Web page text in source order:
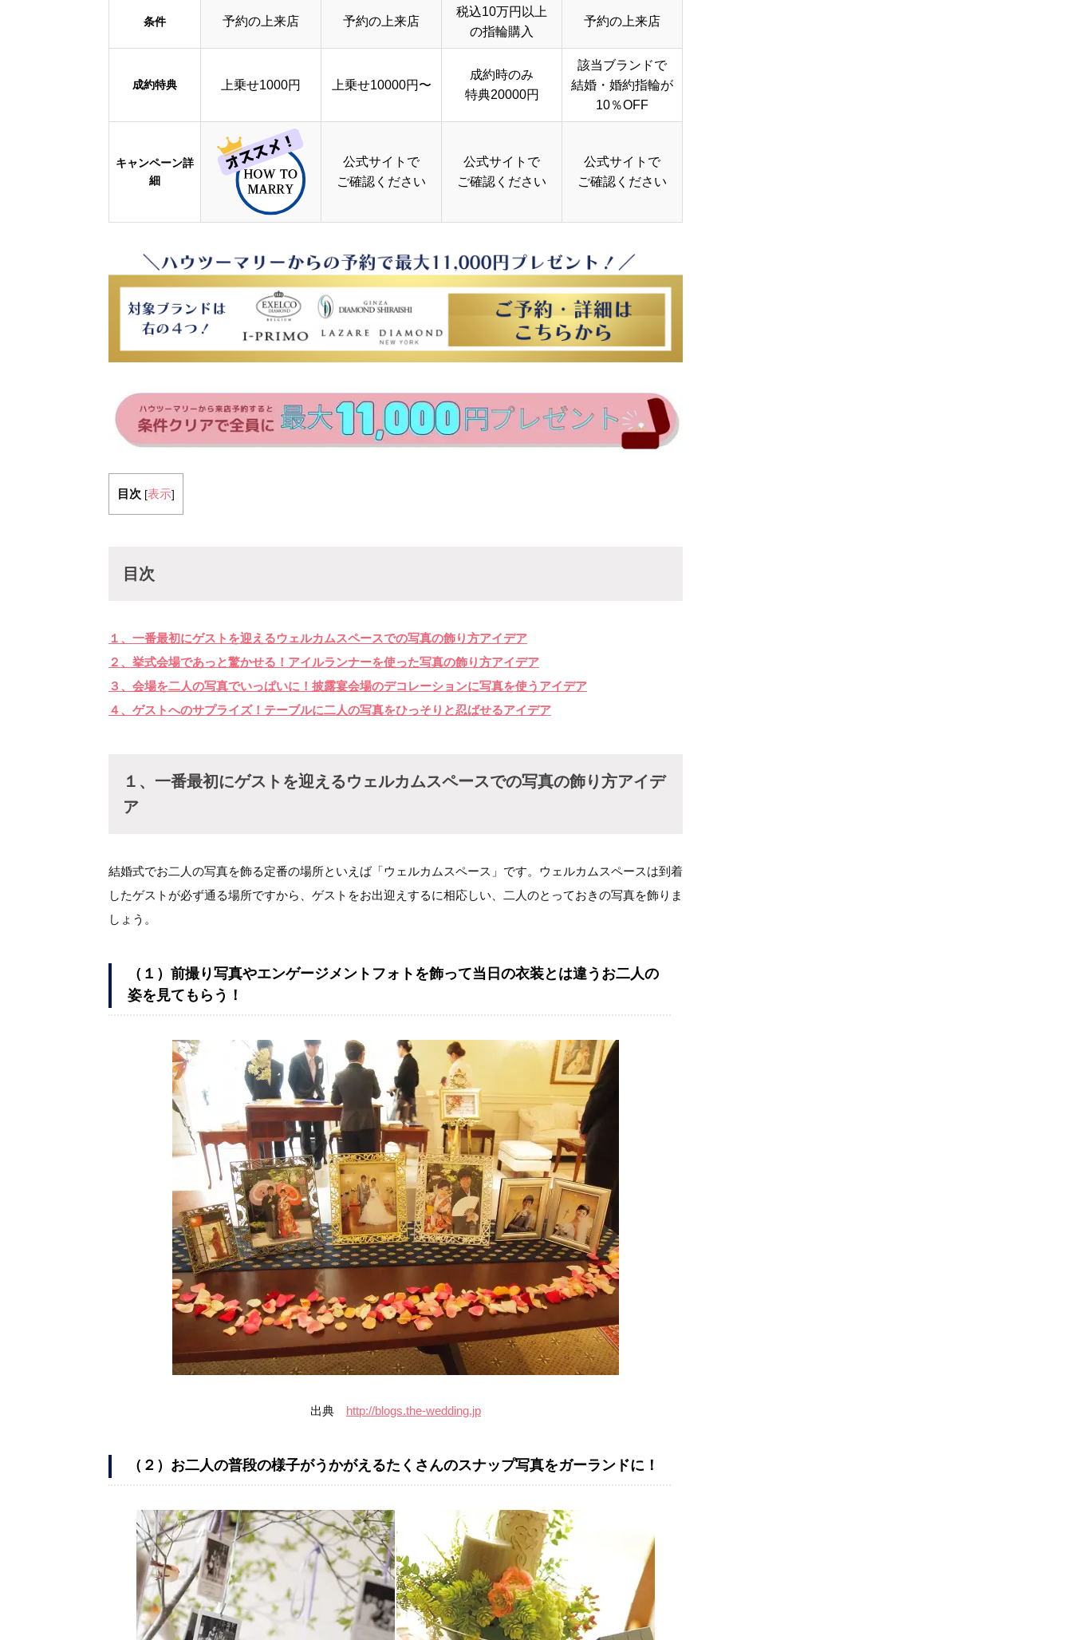
条件 予約の上来店 予約の上来店
税込10万円以上
の指輪購入
予約の上来店
成約特典 上乗せ1000円 上乗せ10000円〜
成約時のみ
特典20000円
該当ブランドで
結婚・婚約指輪が
10％OFF
キャンペーン詳
細
公式サイトで
ご確認ください
公式サイトで
ご確認ください
公式サイトで
ご確認ください
目次 [表示]
目次
１、一番最初にゲストを迎えるウェルカムスペースでの写真の飾り方アイデア
２、挙式会場であっと驚かせる！アイルランナーを使った写真の飾り方アイデア
３、会場を二人の写真でいっぱいに！披露宴会場のデコレーションに写真を使うアイデア
４、ゲストへのサプライズ！テーブルに二人の写真をひっそりと忍ばせるアイデア
１、一番最初にゲストを迎えるウェルカムスペースでの写真の飾り方アイデ
ア
結婚式でお二人の写真を飾る定番の場所といえば「ウェルカムスペース」です。ウェルカムスペースは到着
したゲストが必ず通る場所ですから、ゲストをお出迎えするに相応しい、二人のとっておきの写真を飾りま
しょう。
（１）前撮り写真やエンゲージメントフォトを飾って当日の衣装とは違うお二人の
姿を見てもらう！
出典 http://blogs.the-wedding.jp
（２）お二人の普段の様子がうかがえるたくさんのスナップ写真をガーランドに！